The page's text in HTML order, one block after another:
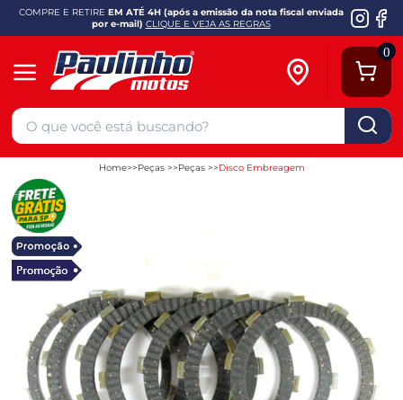
COMPRE E RETIRE EM ATÉ 4H (após a emissão da nota fiscal enviada
por e-mail) CLIQUE E VEJA AS REGRAS
0
Home Peças Peças Disco Embreagem